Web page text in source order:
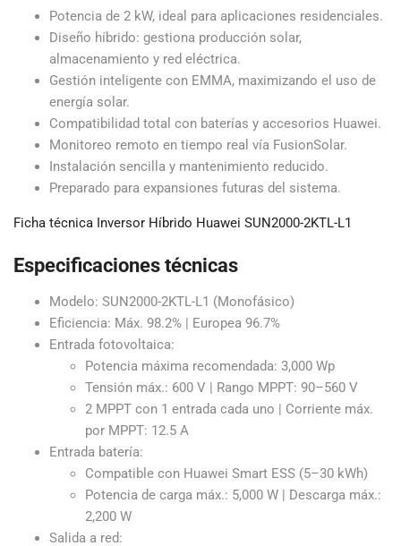
Potencia de 2 kW, ideal para aplicaciones residenciales.
Diseño híbrido: gestiona producción solar,
almacenamiento y red eléctrica.
Gestión inteligente con EMMA, maximizando el uso de
energía solar.
Compatibilidad total con baterías y accesorios Huawei.
Monitoreo remoto en tiempo real vía FusionSolar.
Instalación sencilla y mantenimiento reducido.
Preparado para expansiones futuras del sistema.
Ficha técnica Inversor Híbrido Huawei SUN2000-2KTL-L1
Especificaciones técnicas
Modelo: SUN2000-2KTL-L1 (Monofásico)
Eficiencia: Máx. 98.2% | Europea 96.7%
Entrada fotovoltaica:
Potencia máxima recomendada: 3,000 Wp
Tensión máx.: 600 V | Rango MPPT: 90–560 V
2 MPPT con 1 entrada cada uno | Corriente máx.
por MPPT: 12.5 A
Entrada batería:
Compatible con Huawei Smart ESS (5–30 kWh)
Potencia de carga máx.: 5,000 W | Descarga máx.:
2,200 W
Salida a red: